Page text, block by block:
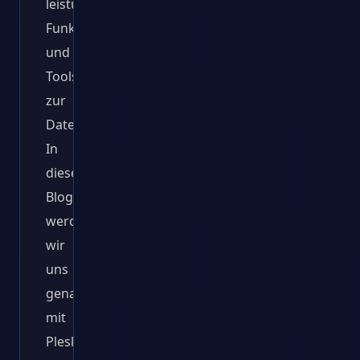
leistungsstarke
Funktionen
und
Tools
zur
Datenbankoptimierung.
In
diesem
Blogbeitrag
werden
wir
uns
genauer
mit
Plesk